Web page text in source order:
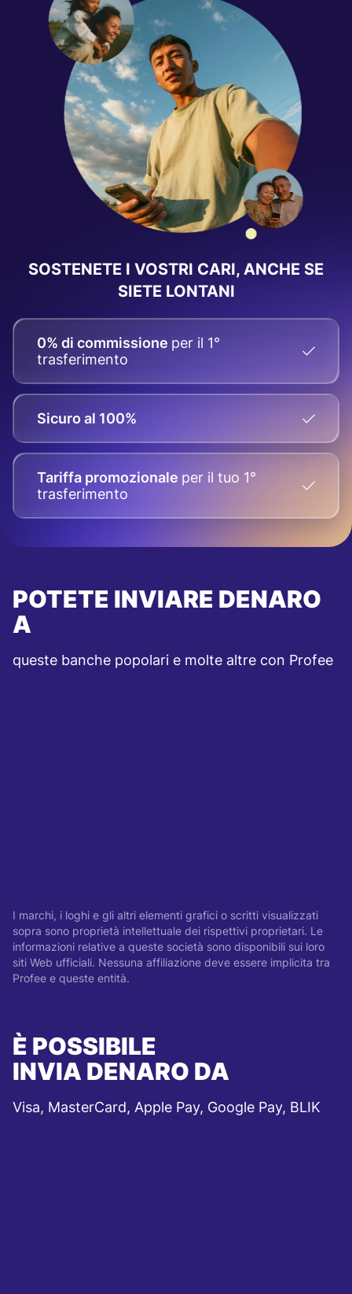
SOSTENETE I VOSTRI CARI, ANCHE SE
SIETE LONTANI
0% di commissione per il 1°
trasferimento
Sicuro al 100%
Tariffa promozionale per il tuo 1°
trasferimento
POTETE INVIARE DENARO
A
queste banche popolari e molte altre con Profee
I marchi, i loghi e gli altri elementi grafici o scritti visualizzati
sopra sono proprietà intellettuale dei rispettivi proprietari. Le
informazioni relative a queste società sono disponibili sui loro
siti Web ufficiali. Nessuna affiliazione deve essere implicita tra
Profee e queste entità.
È POSSIBILE
INVIA DENARO DA
Visa, MasterCard, Apple Pay, Google Pay, BLIK